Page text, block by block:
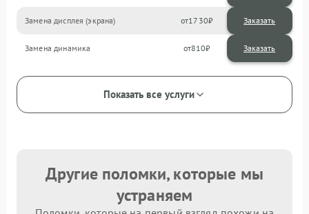
Замена дисплея (экрана) 1730
Замена динамика 810
Показать все услуги
Другие поломки, которые мы
устраняем